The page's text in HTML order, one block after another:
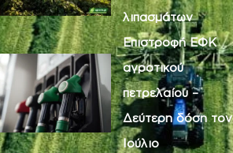
λιπασμάτων
Επιστροφή ΕΦΚ
αγροτικού
πετρελαίου –
Δεύτερη δόση τον
Ιούλιο